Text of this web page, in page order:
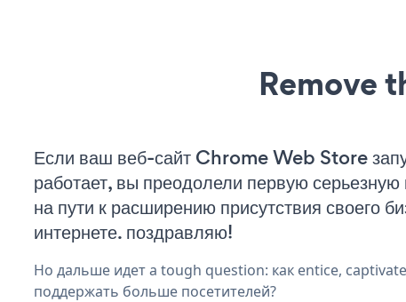
Remove
Если ваш веб-сайт Chrome Web Store
работает, вы преодолели первую
на пути к расширению присутствия своего
интернете. поздравляю!
Но дальше идет a tough question: как entice,
поддержать больше посетителей?